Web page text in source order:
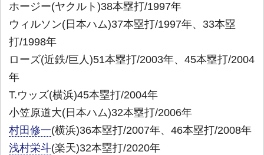
ホージー(ヤクルト)38本塁打/1997年
ウィルソン(日本ハム)37本塁打/1997年、33本塁
打/1998年
ローズ(近鉄/巨人)51本塁打/2003年、45本塁打/2004
年
T.ウッズ(横浜)45本塁打/2004年
小笠原道大(日本ハム)32本塁打/2006年
村田修一(横浜)36本塁打/2007年、46本塁打/2008年
浅村栄斗(楽天)32本塁打/2020年